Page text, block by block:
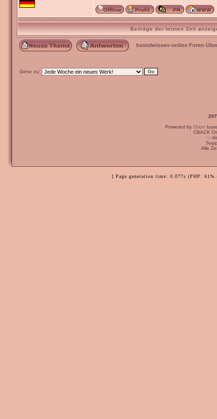
Beiträge der letzten Zeit
bastelwissen-online Foren-
Gehe zu:
Powered by Orion
CBACK
:-:
Alle
[ Page generation time: 0.077s (PHP: